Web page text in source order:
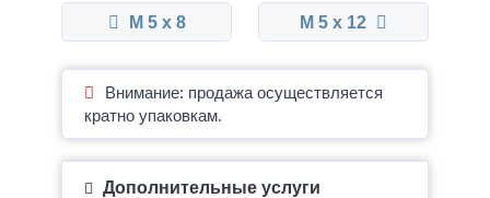
М 5 x 8 М 5 x 12
Внимание: продажа осуществляется
кратно упаковкам.
Дополнительные услуги